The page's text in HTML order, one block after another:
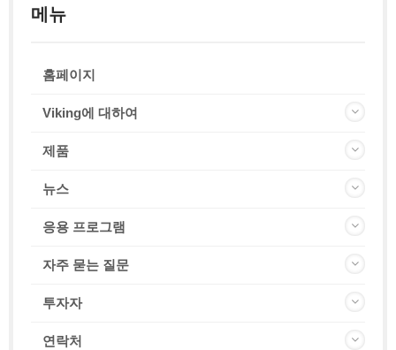
메뉴
홈페이지
Viking에 대하여
제품
뉴스
응용 프로그램
자주 묻는 질문
투자자
연락처